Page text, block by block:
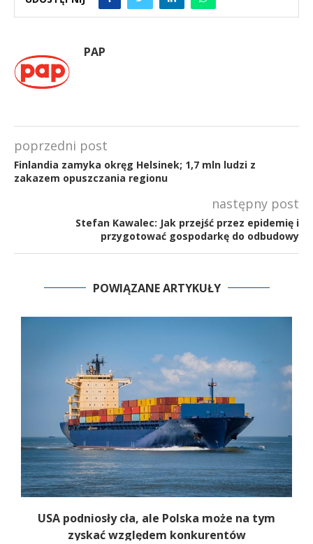
PAP
poprzedni post
Finlandia zamyka okręg Helsinek; 1,7 mln ludzi z
zakazem opuszczania regionu
następny post
Stefan Kawalec: Jak przejść przez epidemię i
przygotować gospodarkę do odbudowy
POWIĄZANE ARTYKUŁY
USA podniosły cła, ale Polska może na tym
zyskać względem konkurentów